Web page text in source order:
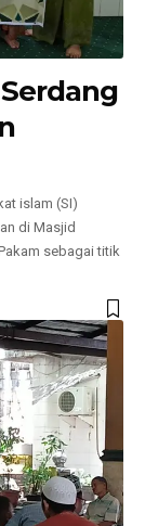
islam (SI)
di Masjid
sebagai titik